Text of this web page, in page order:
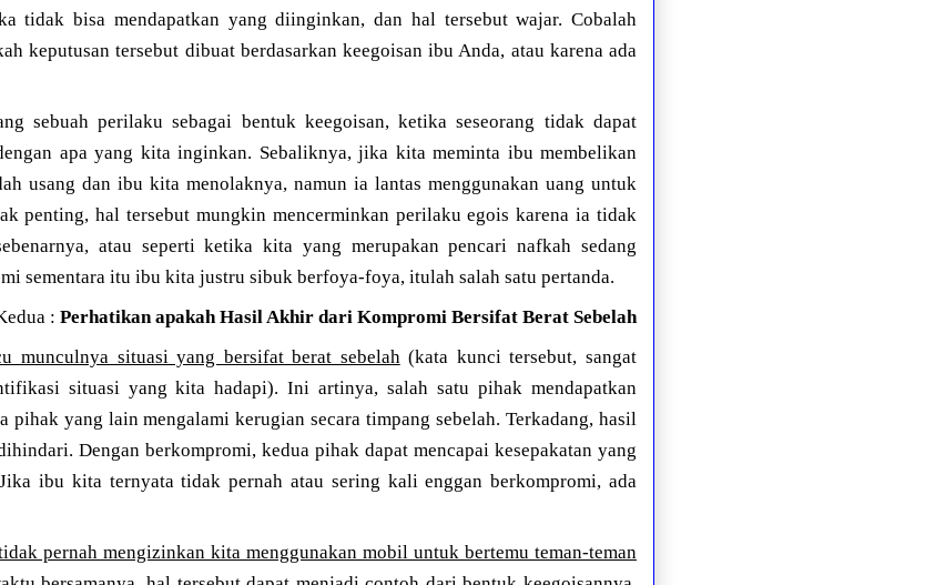
tidak bisa mendapatkan yang diinginkan, dan hal tersebut wajar. Cobalah
keputusan tersebut dibuat berdasarkan keegoisan ibu Anda, atau karena ada
sebuah perilaku sebagai bentuk keegoisan, ketika seseorang tidak dapat
apa yang kita inginkan. Sebaliknya, jika kita meminta ibu membelikan
usang dan ibu kita menolaknya, namun ia lantas menggunakan uang untuk
penting, hal tersebut mungkin mencerminkan perilaku egois karena ia tidak
atau seperti ketika kita yang merupakan pencari nafkah sedang
sementara itu ibu kita justru sibuk berfoya-foya, itulah salah satu pertanda.
: Perhatikan apakah Hasil Akhir dari Kompromi Bersifat Berat Sebelah
munculnya situasi yang bersifat berat sebelah(kata kunci tersebut, sangat
situasi yang kita hadapi). Ini artinya, salah satu pihak mendapatkan
pihak yang lain mengalami kerugian secara timpang sebelah. Terkadang, hasil
Dengan berkompromi, kedua pihak dapat mencapai kesepakatan yang
ibu kita ternyata tidak pernah atau sering kali enggan berkompromi, ada
pernah mengizinkan kita menggunakan mobil untuk bertemu teman-teman